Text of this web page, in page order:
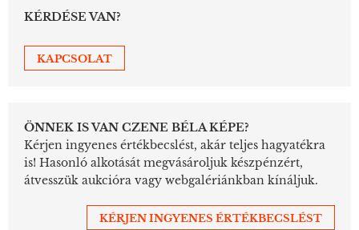
KÉRDÉSE VAN?
KAPCSOLAT
ÖNNEK IS VAN CZENE BÉLA KÉPE?
Kérjen ingyenes értékbecslést, akár teljes hagyatékra
is! Hasonló alkotását megvásároljuk készpénzért,
átvesszük aukcióra vagy webgalériánkban kínáljuk.
KÉRJEN INGYENES ÉRTÉKBECSLÉST